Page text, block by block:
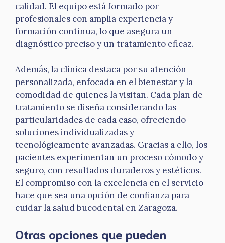
calidad. El equipo está formado por
profesionales con amplia experiencia y
formación continua, lo que asegura un
diagnóstico preciso y un tratamiento eficaz.
Además, la clínica destaca por su atención
personalizada, enfocada en el bienestar y la
comodidad de quienes la visitan. Cada plan de
tratamiento se diseña considerando las
particularidades de cada caso, ofreciendo
soluciones individualizadas y
tecnológicamente avanzadas. Gracias a ello, los
pacientes experimentan un proceso cómodo y
seguro, con resultados duraderos y estéticos.
El compromiso con la excelencia en el servicio
hace que sea una opción de confianza para
cuidar la salud bucodental en Zaragoza.
Otras opciones que pueden